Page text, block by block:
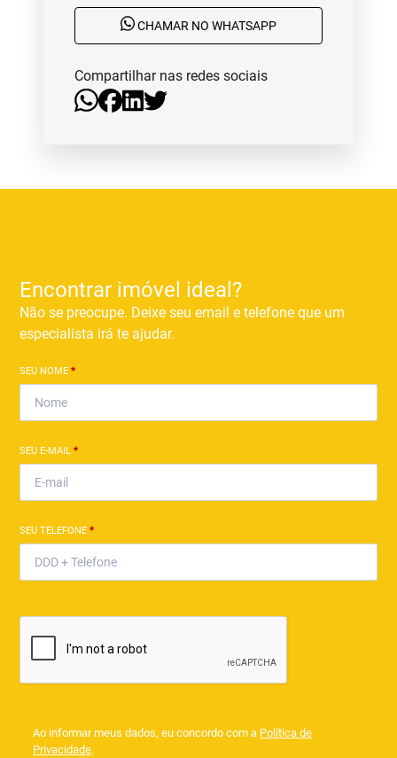
CHAMAR NO WHATSAPP
Compartilhar nas redes sociais
Encontrar imóvel ideal?
Não se preocupe. Deixe seu email e telefone que um
especialista irá te ajudar.
SEU NOME*
SEU E-MAIL*
SEU TELEFONE*
Ao informar meus dados, eu concordo com a Política de
Privacidade.